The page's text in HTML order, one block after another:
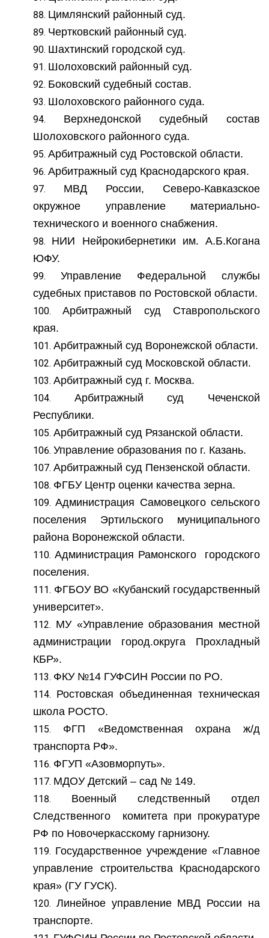
Цимлянский районный суд.
Чертковский районный суд.
Шахтинский городской суд.
Шолоховский районный суд.
Боковский судебный состав.
Шолоховского районного суда.
Верхнедонской судебный состав
Шолоховского районного суда.
Арбитражный суд Ростовской области.
Арбитражный суд Краснодарского края.
МВД России, Северо-Кавказское
окружное управление материально-
технического и военного снабжения.
НИИ Нейрокибернетики им. А.Б.Когана
ЮФУ.
Управление Федеральной службы
судебных приставов по Ростовской области.
Арбитражный суд Ставропольского
края.
Арбитражный суд Воронежской области.
Арбитражный суд Московской области.
Арбитражный суд г. Москва.
Арбитражный суд Чеченской
Республики.
Арбитражный суд Рязанской области.
Управление образования по г. Казань.
Арбитражный суд Пензенской области.
ФГБУ Центр оценки качества зерна.
Администрация Самовецкого сельского
поселения Эртильского муниципального
района Воронежской области.
Администрация Рамонского городского
поселения.
ФГБОУ ВО «Кубанский государственный
университет».
МУ «Управление образования местной
администрации город.округа Прохладный
КБР».
ФКУ №14 ГУФСИН России по РО.
Ростовская объединенная техническая
школа РОСТО.
ФГП «Ведомственная охрана ж/д
транспорта РФ».
ФГУП «Азовморпуть».
МДОУ Детский – сад № 149.
Военный следственный отдел
Следственного комитета при прокуратуре
РФ по Новочеркасскому гарнизону.
Государственное учреждение «Главное
управление строительства Краснодарского
края» (ГУ ГУСК).
Линейное управление МВД России на
транспорте.